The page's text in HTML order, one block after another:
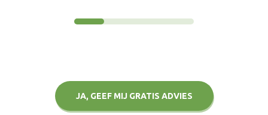
JA, GEEF MIJ GRATIS ADVIES